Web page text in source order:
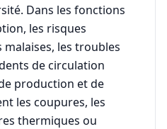
Dans les fonctions
les risques
les troubles
de circulation
production et de
les coupures, les
thermiques ou